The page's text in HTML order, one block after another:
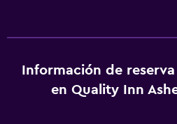
Información de
en Quality Inn